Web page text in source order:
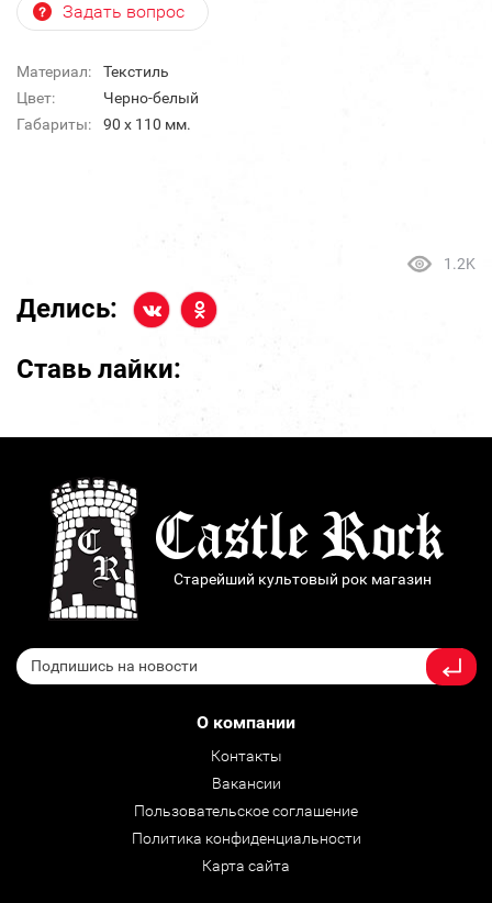
Задать вопрос
Материал:
Текстиль
Цвет:
Черно-белый
Габариты:
90 х 110 мм.
1.2K
Делись:
Ставь лайки:
Старейший культовый рок магазин
О компании
Контакты
Вакансии
Пользовательское соглашение
Политика конфиденциальности
Карта сайта